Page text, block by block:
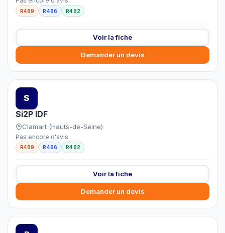
R489 R486 R482
Voir la fiche
Demander un devis
S
Si2P IDF
Clamart (Hauts-de-Seine)
Pas encore d'avis
R489 R486 R482
Voir la fiche
Demander un devis